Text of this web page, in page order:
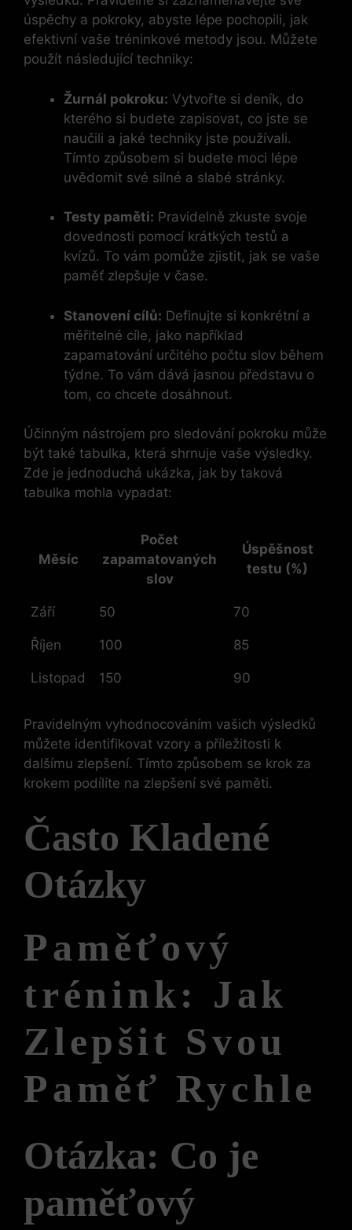
úspěchy a pokroky, abyste lépe pochopili, jak
efektivní vaše tréninkové metody jsou. Můžete
použít následující techniky:
Žurnál pokroku: Vytvořte si deník, do
kterého si budete zapisovat, co jste se
naučili a jaké techniky jste používali.
Tímto způsobem si budete moci lépe
uvědomit své silné a slabé stránky.
Testy paměti: Pravidelně zkuste svoje
dovednosti pomocí krátkých testů a
kvízů. To vám pomůže zjistit, jak se vaše
paměť zlepšuje v čase.
Stanovení cílů: Definujte si konkrétní a
měřitelné cíle, jako například
zapamatování určitého počtu slov během
týdne. To vám dává jasnou představu o
tom, co chcete dosáhnout.
Účinným nástrojem pro sledování pokroku může
být také tabulka, která shrnuje vaše výsledky.
Zde je jednoduchá ukázka, jak by taková
tabulka mohla vypadat:
Měsíc
Počet
zapamatovaných
slov
Úspěšnost
testu (%)
Září 50 70
Říjen 100 85
Listopad 150 90
Pravidelným vyhodnocováním vašich výsledků
můžete identifikovat vzory a příležitosti k
dalšímu zlepšení. Tímto způsobem se krok za
krokem podílíte na zlepšení své paměti.
Často Kladené
Otázky
Paměťový
trénink: Jak
Zlepšit Svou
Paměť Rychle
Otázka: Co je
paměťový